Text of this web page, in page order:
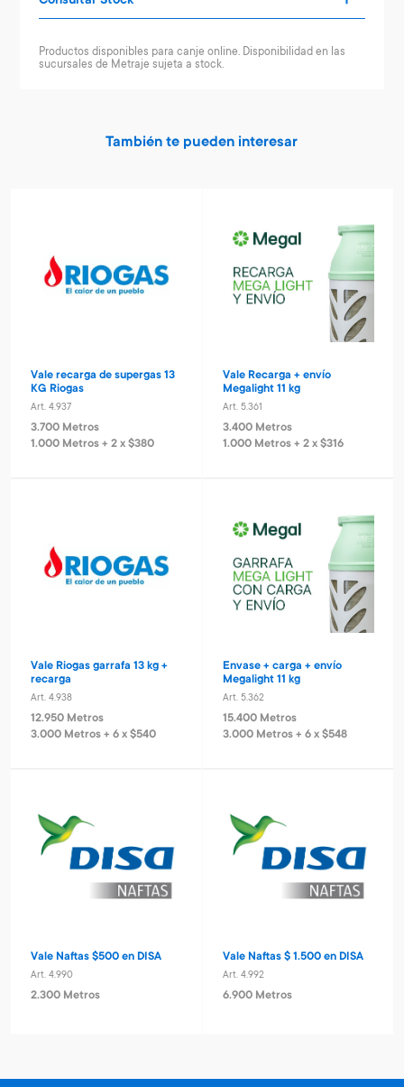
Productos disponibles para canje online. Disponibilidad en las
sucursales de Metraje sujeta a stock.
También te pueden interesar
Vale recarga de supergas 13
KG Riogas
Art. 4.937
3.700 Metros
1.000 Metros + 2 x $380
Vale Recarga + envío
Megalight 11 kg
Art. 5.361
3.400 Metros
1.000 Metros + 2 x $316
Vale Riogas garrafa 13 kg +
recarga
Art. 4.938
12.950 Metros
3.000 Metros + 6 x $540
Envase + carga + envío
Megalight 11 kg
Art. 5.362
15.400 Metros
3.000 Metros + 6 x $548
Vale Naftas $500 en DISA
Art. 4.990
2.300 Metros
Vale Naftas $ 1.500 en DISA
Art. 4.992
6.900 Metros